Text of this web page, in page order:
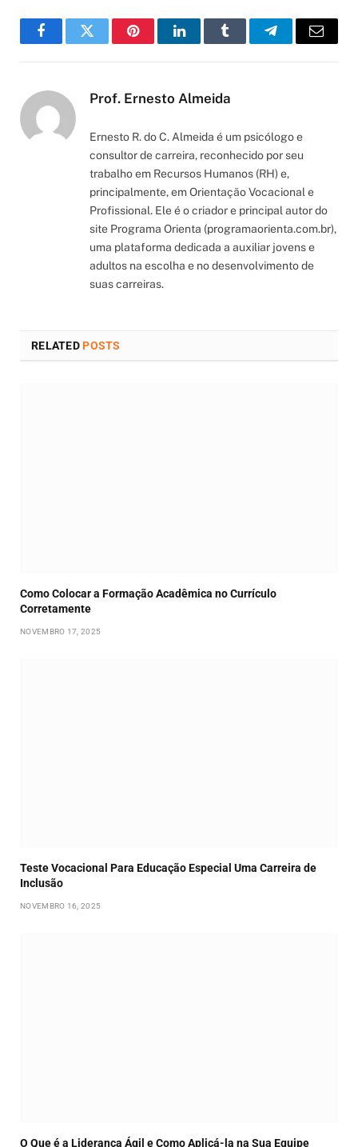
FacebookTwitter PinterestLinkedInTumblr TelegramEmail
Prof. Ernesto Almeida
Ernesto R. do C. Almeida é um psicólogo e
consultor de carreira, reconhecido por seu
trabalho em Recursos Humanos (RH) e,
principalmente, em Orientação Vocacional e
Profissional. Ele é o criador e principal autor do
site Programa Orienta (programaorienta.com.br),
uma plataforma dedicada a auxiliar jovens e
adultos na escolha e no desenvolvimento de
suas carreiras.
RELATEDPOSTS
Como Colocar a Formação Acadêmica no Currículo
Corretamente
NOVEMBRO 17, 2025
Teste Vocacional Para Educação Especial Uma Carreira de
Inclusão
NOVEMBRO 16, 2025
O Que é a Liderança Ágil e Como Aplicá-la na Sua Equipe